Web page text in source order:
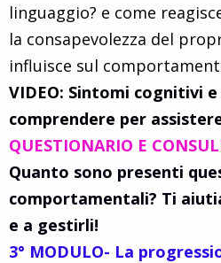
linguaggio? e come
la consapevolezza del
influisce sul
VIDEO: Sintomi cognitivi
comprendere per
QUESTIONARIO E
Quanto sono presenti
comportamentali? Ti
e a gestirli!
3° MODULO- La